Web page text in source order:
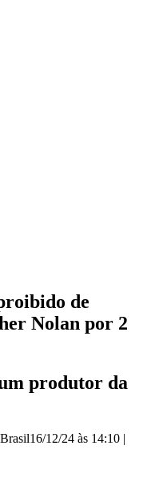
de
Nolan por 2
produtor da
16/12/24 às 14:10 |